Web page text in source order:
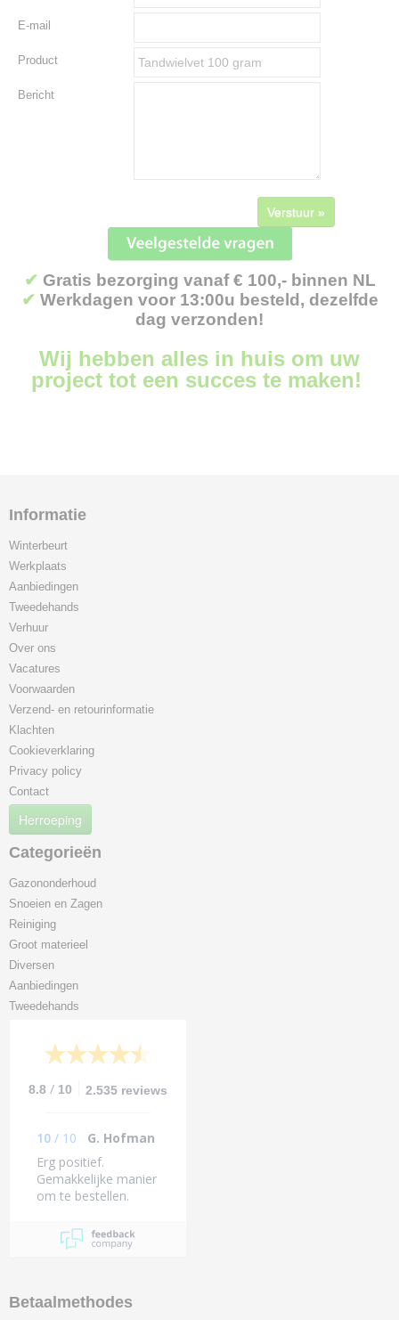
E-mail
Product
Bericht
Verstuur »
✔ Gratis bezorging vanaf € 100,- binnen NL
✔ Werkdagen voor 13:00u besteld, dezelfde
dag verzonden!
Wij hebben alles in huis om uw
project tot een succes te maken!
Informatie
Winterbeurt
Werkplaats
Aanbiedingen
Tweedehands
Verhuur
Over ons
Vacatures
Voorwaarden
Verzend- en retourinformatie
Klachten
Cookieverklaring
Privacy policy
Contact
Herroeping
Categorieën
Gazononderhoud
Snoeien en Zagen
Reiniging
Groot materieel
Diversen
Aanbiedingen
Tweedehands
8.8 / 10 2.535 reviews
10 / 10
G. Hofman
Erg positief.
Gemakkelijke manier
om te bestellen.
geleverd (midden van
het land).
Betaalmethodes